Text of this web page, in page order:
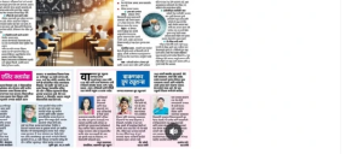
August 7, 2026
Bharathiya Foundation’s Alva’s